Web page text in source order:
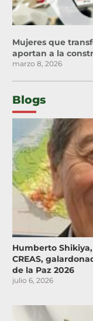
Mujeres que
aportan a la
marzo 8, 2026
Blogs
Humberto
CREAS,
de la Paz 2026
julio 6, 2026